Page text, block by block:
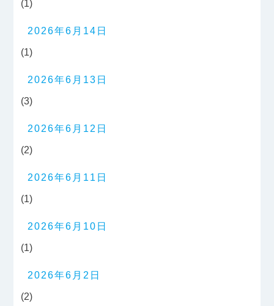
(1)
2026年6月14日
(1)
2026年6月13日
(3)
2026年6月12日
(2)
2026年6月11日
(1)
2026年6月10日
(1)
2026年6月2日
(2)